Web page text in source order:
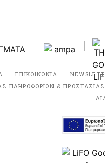
ΕΠΙΚΟΙΝΩΝΙΑ
ΠΛΗΡΟΦΟΡΙΩΝ &